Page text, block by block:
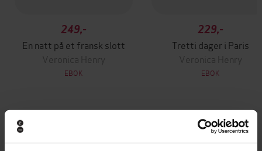
249,-
En natt på et fransk slott
Veronica Henry
EBOK
229,-
Tretti dager i Paris
Veronica Henry
EBOK
Andre har også kjøpt